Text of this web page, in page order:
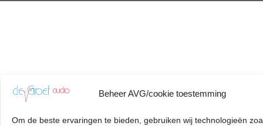
Beheer AVG/cookie toestemming
Om de beste ervaringen te bieden, gebruiken wij technologieën